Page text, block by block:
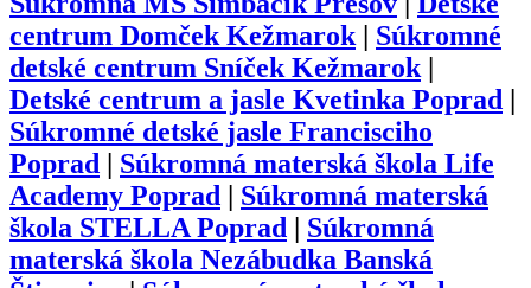
centrum Domček Kežmarok| Súkromné
detské centrum Sníček Kežmarok|
Detské centrum a jasle Kvetinka Poprad
Súkromné detské jasle Francisciho
Poprad
Súkromná materská škola Life
Academy Poprad
Súkromná materská
škola STELLA Poprad
Súkromná
materská škola Nezábudka Banská